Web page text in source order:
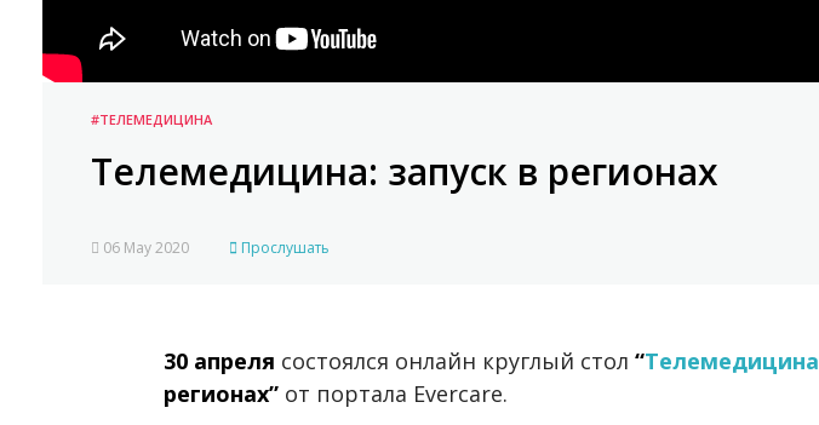
#ТЕЛЕМЕДИЦИНА
Телемедицина: запуск в регионах
06 May 2020 Прослушать
30 апреля состоялся онлайн круглый стол “Телемедицина
регионах” от портала Evercare.